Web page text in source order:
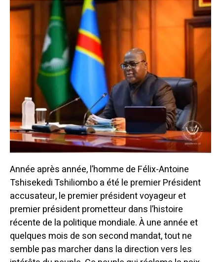
Année après année, l’homme de Félix-Antoine
Tshisekedi Tshiliombo a été le premier Président
accusateur, le premier président voyageur et
premier président prometteur dans l’histoire
récente de la politique mondiale. À une année et
quelques mois de son second mandat, tout ne
semble pas marcher dans la direction vers les